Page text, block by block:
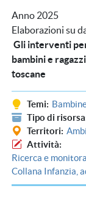
Anno 2025
Elaborazioni su
Gli interventi
bambini e
toscane
Temi
Tipo di risorsa
Territori
Attività
Ricerca e
Collana Infanzia,